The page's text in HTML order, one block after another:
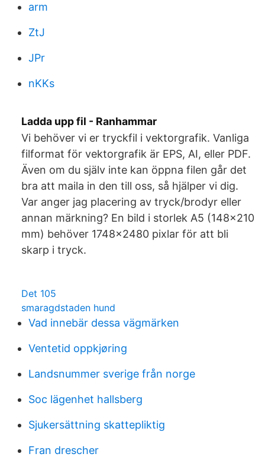
arm
ZtJ
JPr
nKKs
Ladda upp fil - Ranhammar
Vi behöver vi er tryckfil i vektorgrafik. Vanliga
filformat för vektorgrafik är EPS, AI, eller PDF.
Även om du själv inte kan öppna filen går det
bra att maila in den till oss, så hjälper vi dig.
Var anger jag placering av tryck/brodyr eller
annan märkning? En bild i storlek A5 (148×210
mm) behöver 1748×2480 pixlar för att bli
skarp i tryck.
Det 105
smaragdstaden hund
Vad innebär dessa vägmärken
Ventetid oppkjøring
Landsnummer sverige från norge
Soc lägenhet hallsberg
Sjukersättning skattepliktig
Fran drescher